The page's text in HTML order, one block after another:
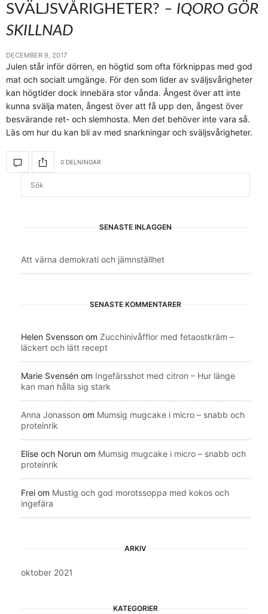
SVÄLJSVÅRIGHETER? – IQORO GÖR
SKILLNAD
DECEMBER 9, 2017
Julen står inför dörren, en högtid som ofta förknippas med god
mat och socialt umgänge. För den som lider av sväljsvårigheter
kan högtider dock innebära stor vånda. Ångest över att inte
kunna svälja maten, ångest över att få upp den, ångest över
besvärande ret- och slemhosta. Men det behöver inte vara så.
Läs om hur du kan bli av med snarkningar och sväljsvårigheter.
0 DELNINGAR
SENASTE INLÄGGEN
Att värna demokrati och jämnställhet
SENASTE KOMMENTARER
Helen Svensson om Zucchinivåfflor med fetaostkräm –
läckert och lätt recept
Marie Svensén om Ingefärsshot med citron – Hur länge
kan man hålla sig stark
Anna Jonasson om Mumsig mugcake i micro – snabb och
proteinrik
Elise och Norun om Mumsig mugcake i micro – snabb och
proteinrik
Frei om Mustig och god morotssoppa med kokos och
ingefära
ARKIV
oktober 2021
KATEGORIER